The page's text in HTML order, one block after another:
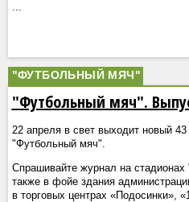
"ФУТБОЛЬНЫЙ МЯЧ"
"Футбольный мяч".
22 апреля в свет выходит новый
"Футбольный мяч".
Спрашивайте журнал на
также в фойе здания
в торговых центрах «Подосинки»,